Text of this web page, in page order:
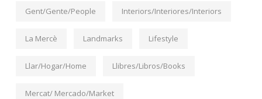
Gent/Gente/People Interiors/Interiores/Interiors
La Mercè Landmarks Lifestyle
Llar/Hogar/Home Llibres/Libros/Books
Mercat/ Mercado/Market